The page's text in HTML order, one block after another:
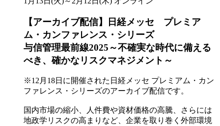
【アーカイブ配信】日経メッセ プレミア
ム・カンファレンス・シリーズ
与信管理最前線2025～不確実な時代に備える
べき、確かなリスクマネジメント～
※12月18日に開催された日経メッセ プレミアム・カン
ファレンス・シリーズのアーカイブ配信です。
国内市場の縮小、人件費や資材価格の高騰、さらには
地政学リスクの高まりなど、企業を取り巻く外部環境